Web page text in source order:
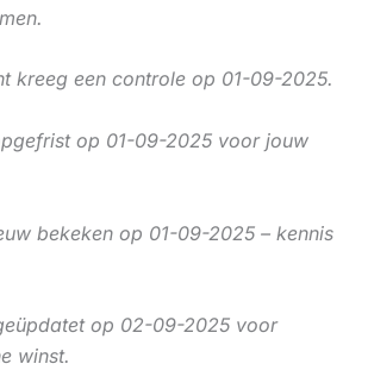
kreeg een controle op 01-09-2025.
op 01-09-2025 voor jouw
bekeken op 01-09-2025 – kennis
op 02-09-2025 voor
winst.